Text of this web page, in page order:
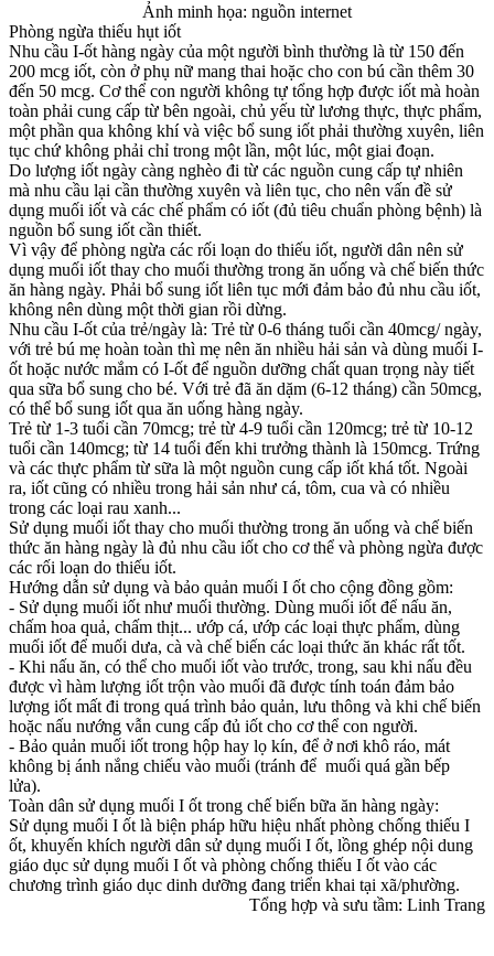
Ảnh minh họa: nguồn internet
Phòng ngừa thiếu hụt iốt
Nhu cầu I-ốt hàng ngày của một người bình thường là từ 150 đến
200 mcg iốt, còn ở phụ nữ mang thai hoặc cho con bú cần thêm 30
đến 50 mcg. Cơ thể con người không tự tổng hợp được iốt mà hoàn
toàn phải cung cấp từ bên ngoài, chủ yếu từ lương thực, thực phẩm,
một phần qua không khí và việc bổ sung iốt phải thường xuyên, liên
tục chứ không phải chỉ trong một lần, một lúc, một giai đoạn.
Do lượng iốt ngày càng nghèo đi từ các nguồn cung cấp tự nhiên
mà nhu cầu lại cần thường xuyên và liên tục, cho nên vấn đề sử
dụng muối iốt và các chế phẩm có iốt (đủ tiêu chuẩn phòng bệnh) là
nguồn bổ sung iốt cần thiết.
Vì vậy để phòng ngừa các rối loạn do thiếu iốt, người dân nên sử
dụng muối iốt thay cho muối thường trong ăn uống và chế biến thức
ăn hàng ngày. Phải bổ sung iốt liên tục mới đảm bảo đủ nhu cầu iốt,
không nên dùng một thời gian rồi dừng.
Nhu cầu I-ốt của trẻ/ngày là: Trẻ từ 0-6 tháng tuổi cần 40mcg/ ngày,
với trẻ bú mẹ hoàn toàn thì mẹ nên ăn nhiều hải sản và dùng muối I-
ốt hoặc nước mắm có I-ốt để nguồn dưỡng chất quan trọng này tiết
qua sữa bổ sung cho bé. Với trẻ đã ăn dặm (6-12 tháng) cần 50mcg,
có thể bổ sung iốt qua ăn uống hàng ngày.
Trẻ từ 1-3 tuổi cần 70mcg; trẻ từ 4-9 tuổi cần 120mcg; trẻ từ 10-12
tuổi cần 140mcg; từ 14 tuổi đến khi trưởng thành là 150mcg. Trứng
và các thực phẩm từ sữa là một nguồn cung cấp iốt khá tốt. Ngoài
ra, iốt cũng có nhiều trong hải sản như cá, tôm, cua và có nhiều
trong các loại rau xanh...
Sử dụng muối iốt thay cho muối thường trong ăn uống và chế biến
thức ăn hàng ngày là đủ nhu cầu iốt cho cơ thể và phòng ngừa được
các rối loạn do thiếu iốt.
Hướng dẫn sử dụng và bảo quản muối I ốt cho cộng đồng gồm:
- Sử dụng muối iốt như muối thường. Dùng muối iốt để nấu ăn,
chấm hoa quả, chấm thịt... ướp cá, ướp các loại thực phẩm, dùng
muối iốt để muối dưa, cà và chế biến các loại thức ăn khác rất tốt.
- Khi nấu ăn, có thể cho muối iốt vào trước, trong, sau khi nấu đều
được vì hàm lượng iốt trộn vào muối đã được tính toán đảm bảo
lượng iốt mất đi trong quá trình bảo quản, lưu thông và khi chế biến
hoặc nấu nướng vẫn cung cấp đủ iốt cho cơ thể con người.
- Bảo quản muối iốt trong hộp hay lọ kín, để ở nơi khô ráo, mát
không bị ánh nắng chiếu vào muối (tránh để muối quá gần bếp
lửa).
Toàn dân sử dụng muối I ốt trong chế biến bữa ăn hàng ngày:
Sử dụng muối I ốt là biện pháp hữu hiệu nhất phòng chống thiếu I
ốt, khuyến khích người dân sử dụng muối I ốt, lồng ghép nội dung
giáo dục sử dụng muối I ốt và phòng chống thiếu I ốt vào các
chương trình giáo dục dinh dưỡng đang triển khai tại xã/phường.
Tổng hợp và sưu tầm: Linh Trang